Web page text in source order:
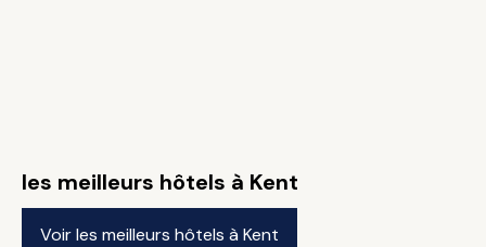
les meilleurs hôtels à Kent
Voir les meilleurs hôtels à Kent